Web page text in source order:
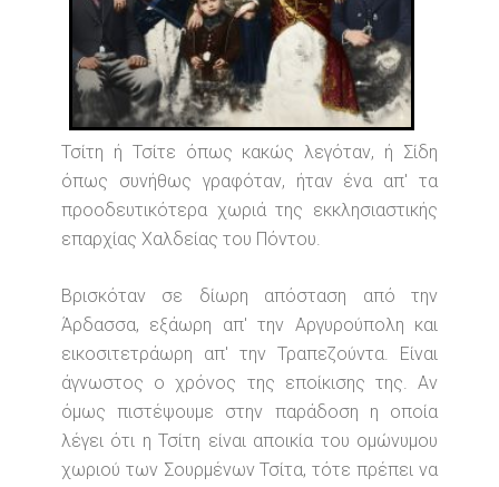
Τσίτη ή Τσίτε όπως κακώς λεγόταν, ή Σίδη
όπως συνήθως γραφόταν, ήταν ένα απ' τα
προοδευτικότερα χωριά της εκκλησιαστικής
επαρχίας Χαλδείας του Πόντου.
Βρισκόταν σε δίωρη απόσταση από την
Άρδασσα, εξάωρη απ' την Αργυρούπολη και
εικοσιτετράωρη απ' την Τραπεζούντα. Είναι
άγνωστος ο χρόνος της εποίκισης της. Αν
όμως πιστέψουμε στην παράδοση η οποία
λέγει ότι η Τσίτη είναι αποικία του ομώνυμου
χωριού των Σουρμένων Τσίτα, τότε πρέπει να